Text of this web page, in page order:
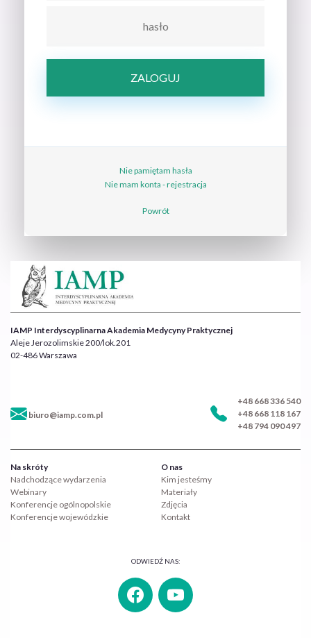
Nie pamiętam hasła
Nie mam konta - rejestracja
Powrót
IAMP Interdyscyplinarna Akademia Medycyny Praktycznej
Aleje Jerozolimskie 200/lok.201
02-486 Warszawa
biuro@iamp.com.pl
+48 668 336 540
+48 668 118 167
+48 794 090 497
Na skróty
Nadchodzące wydarzenia
Webinary
Konferencje ogólnopolskie
Konferencje wojewódzkie
O nas
Kim jesteśmy
Materiały
Zdjęcia
Kontakt
ODWIEDŹ NAS: